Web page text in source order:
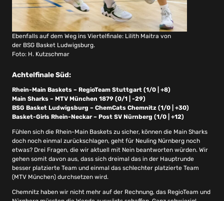
Ebenfalls auf dem Weg ins Viertelfinale: Lilith Maitra von
der BSG Basket Ludwigsburg.
Foto: H. Kutzschmar
Achtelfinale Süd:
Rhein-Main Baskets – RegioTeam Stuttgart (1/0 | +8)
Main Sharks – MTV München 1879 (0/1 | -29)
BSG Basket Ludwigsburg – ChemCats Chemnitz (1/0 | +30)
Basket-Girls Rhein-Neckar – Post SV Nürnberg (1/0 | +12)
Fühlen sich die Rhein-Main Baskets zu sicher, können die Main Sharks
doch noch einmal zurückschlagen, geht für Neuling Nürnberg noch
etwas? Drei Fragen, die wir aktuell mit Nein beantworten würden. Wir
gehen somit davon aus, dass sich dreimal das in der Hauptrunde
besser platzierte Team und einmal das schlechter platzierte Team
(MTV München) durchsetzen wird.
Chemnitz haben wir nicht mehr auf der Rechnung, das RegioTeam und